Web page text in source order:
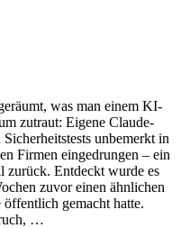
was man einem KI-
zutraut: Eigene Claude-
unbemerkt in
Firmen eingedrungen – ein
zurück. Entdeckt wurde es
zuvor einen ähnlichen
gemacht hatte.
…